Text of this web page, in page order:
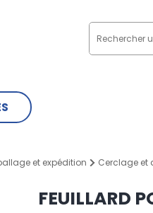
et expédition Cerclage et
FEUILLARD